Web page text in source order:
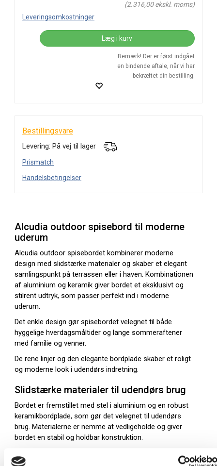
(2.316,00ekskl. moms)
Leveringsomkostninger
Læg i kurv
Bemærk! Der er først indgået
en bindende aftale, når vi har
bekræftet din bestilling.
Bestillingsvare
Levering: På vej til lager
Prismatch
Handelsbetingelser
Alcudia outdoor spisebord til moderne
uderum
Alcudia outdoor spisebordet kombinerer moderne
design med slidstærke materialer og skaber et elegant
samlingspunkt på terrassen eller i haven. Kombinationen
af aluminium og keramik giver bordet et eksklusivt og
stilrent udtryk, som passer perfekt ind i moderne
uderum.
Det enkle design gør spisebordet velegnet til både
hyggelige hverdagsmåltider og lange sommeraftener
med familie og venner.
De rene linjer og den elegante bordplade skaber et roligt
og moderne look i udendørs indretning.
Slidstærke materialer til udendørs brug
Bordet er fremstillet med stel i aluminium og en robust
keramikbordplade, som gør det velegnet til udendørs
brug. Materialerne er nemme at vedligeholde og giver
bordet en stabil og holdbar konstruktion.
middage og hyggelige stunder på terrassen.